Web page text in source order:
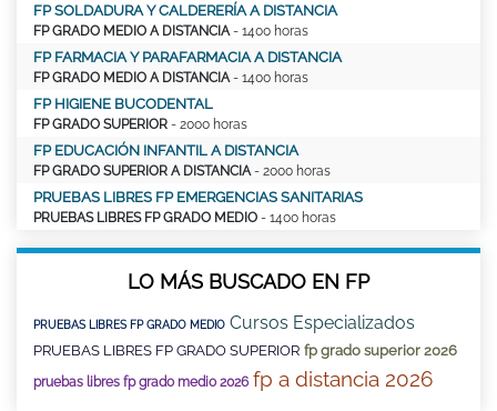
FP SOLDADURA Y CALDERERÍA A DISTANCIA
FP GRADO MEDIO A DISTANCIA - 1400 horas
FP FARMACIA Y PARAFARMACIA A DISTANCIA
FP GRADO MEDIO A DISTANCIA - 1400 horas
FP HIGIENE BUCODENTAL
FP GRADO SUPERIOR - 2000 horas
FP EDUCACIÓN INFANTIL A DISTANCIA
FP GRADO SUPERIOR A DISTANCIA - 2000 horas
PRUEBAS LIBRES FP EMERGENCIAS SANITARIAS
PRUEBAS LIBRES FP GRADO MEDIO - 1400 horas
LO MÁS BUSCADO EN FP
PRUEBAS LIBRES FP GRADO MEDIO Cursos Especializados
PRUEBAS LIBRES FP GRADO SUPERIOR fp grado superior 2026
pruebas libres fp grado medio 2026 fp a distancia 2026